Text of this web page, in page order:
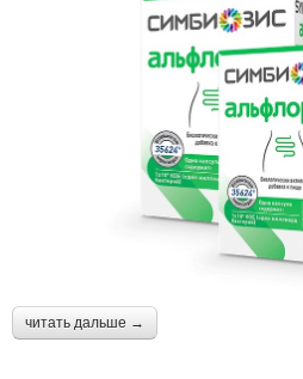
читать дальше →